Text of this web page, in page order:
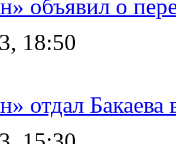
объявил о
18:50
отдал